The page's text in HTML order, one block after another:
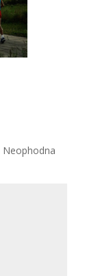
Neophodna